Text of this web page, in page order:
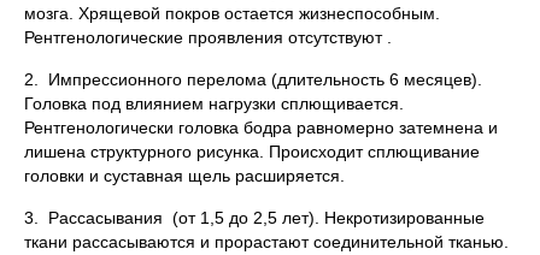
мозга. Хрящевой покров остается жизнеспособным.
Рентгенологические проявления отсутствуют .
2. Импрессионного перелома (длительность 6 месяцев).
Головка под влиянием нагрузки сплющивается.
Рентгенологически головка бодра равномерно затемнена и
лишена структурного рисунка. Происходит сплющивание
головки и суставная щель расширяется.
3. Рассасывания (от 1,5 до 2,5 лет). Некротизированные
ткани рассасываются и прорастают соединительной тканью.